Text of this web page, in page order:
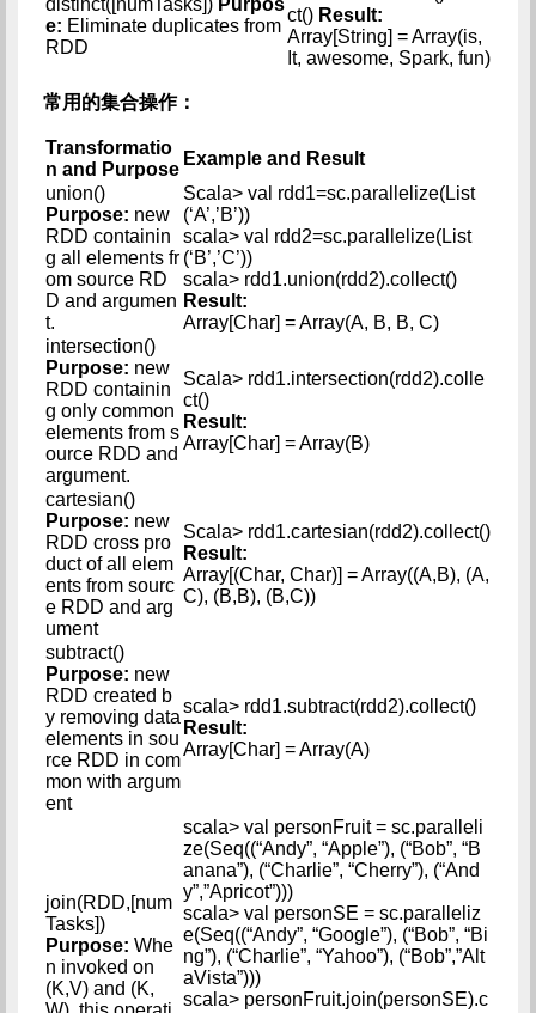
distinct([numTasks]) Purpos
e: Eliminate duplicates from
RDD
ct() Result:
Array[String] = Array(is,
It, awesome, Spark, fun)
常用的集合操作：
Transformatio
n and Purpose
Example and Result
union()
Purpose: new
RDD containin
g all elements fr
om source RD
D and argumen
t.
Scala> val rdd1=sc.parallelize(List
(‘A’,’B’))
scala> val rdd2=sc.parallelize(List
(‘B’,’C’))
scala> rdd1.union(rdd2).collect()
Result:
Array[Char] = Array(A, B, B, C)
intersection()
Purpose: new
RDD containin
g only common
elements from s
ource RDD and
argument.
Scala> rdd1.intersection(rdd2).colle
ct()
Result:
Array[Char] = Array(B)
cartesian()
Purpose: new
RDD cross pro
duct of all elem
ents from sourc
e RDD and arg
ument
Scala> rdd1.cartesian(rdd2).collect()
Result:
Array[(Char, Char)] = Array((A,B), (A,
C), (B,B), (B,C))
subtract()
Purpose: new
RDD created b
y removing data
elements in sou
rce RDD in com
mon with argum
ent
scala> rdd1.subtract(rdd2).collect()
Result:
Array[Char] = Array(A)
join(RDD,[num
Tasks])
Purpose: Whe
n invoked on
(K,V) and (K,
scala> val personFruit = sc.paralleli
ze(Seq((“Andy”, “Apple”), (“Bob”, “B
anana”), (“Charlie”, “Cherry”), (“And
y”,”Apricot”)))
scala> val personSE = sc.paralleliz
e(Seq((“Andy”, “Google”), (“Bob”, “Bi
ng”), (“Charlie”, “Yahoo”), (“Bob”,”Alt
aVista”)))
scala> personFruit.join(personSE).c